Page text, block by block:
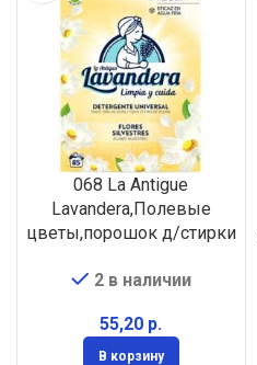
068 La Antigue
Lavandera,Полевые
цветы,порошок д/стирки
4,675кг,85стирок
2 в наличии
р.
В корзину